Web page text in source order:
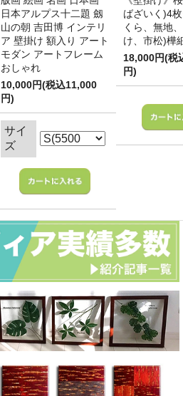
日本アルプス十二題 劔
山の朝 吉田博 インテリ
ア 壁掛け 額入り アート
モダン アートフレーム
おしゃれ
10,000円(税込11,000
円)
サイ
ズ
ばざいく)4
くら、無地
け、市松)樺
18,000円(税
円)